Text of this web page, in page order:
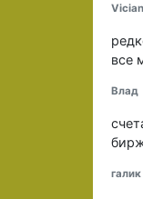
все
Влад
галик